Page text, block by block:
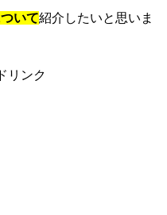
いて紹介したいと思いま
リンク